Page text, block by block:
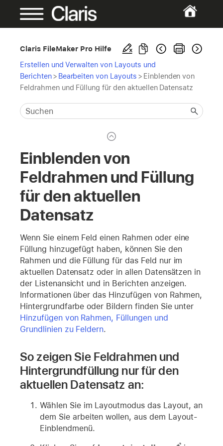
Claris FileMaker Pro Hilfe
Erstellen und Verwalten von Layouts und
Berichten> Bearbeiten von Layouts > Einblenden von
Feldrahmen und Füllung für den aktuellen Datensatz
Einblenden von
Feldrahmen und Füllung
für den aktuellen
Datensatz
Wenn Sie einem Feld einen Rahmen oder eine
Füllung hinzugefügt haben, können Sie den
Rahmen und die Füllung für das Feld nur im
aktuellen Datensatz oder in allen Datensätzen in
der Listenansicht und in Berichten anzeigen.
Informationen über das Hinzufügen von Rahmen,
Hintergrundfarbe oder Bildern finden Sie unter
Hinzufügen von Rahmen, Füllungen und
Grundlinien zu Feldern.
So zeigen Sie Feldrahmen und
Hintergrundfüllung nur für den
aktuellen Datensatz an:
Wählen Sie im Layoutmodus das Layout, an
dem Sie arbeiten wollen, aus dem Layout-
Einblendmenü.